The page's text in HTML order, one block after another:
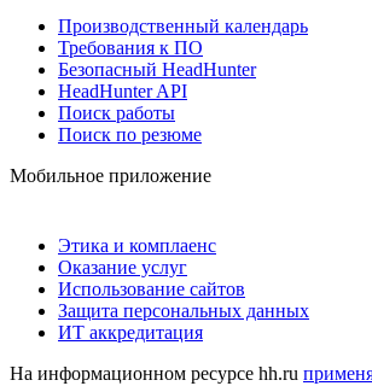
Производственный календарь
Требования к ПО
Безопасный HeadHunter
HeadHunter API
Поиск работы
Поиск по резюме
Мобильное приложение
Этика и комплаенс
Оказание услуг
Использование сайтов
Защита персональных данных
ИТ аккредитация
На информационном ресурсе hh.ru